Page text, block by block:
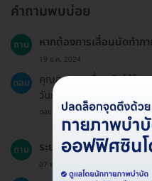
คำถามพบบ่อย
ถาม หากต้องการเลื่อนนัดทำก
19 ธ.ค. 2024
ตอบ
คุณสามารถเลื่อนนัดได้โด
วันทำการ
ตอบโดยทีมงาน HD
ถาม ระยะเวลาที่ใช้ในการทำก
07 พ.ย. 2024